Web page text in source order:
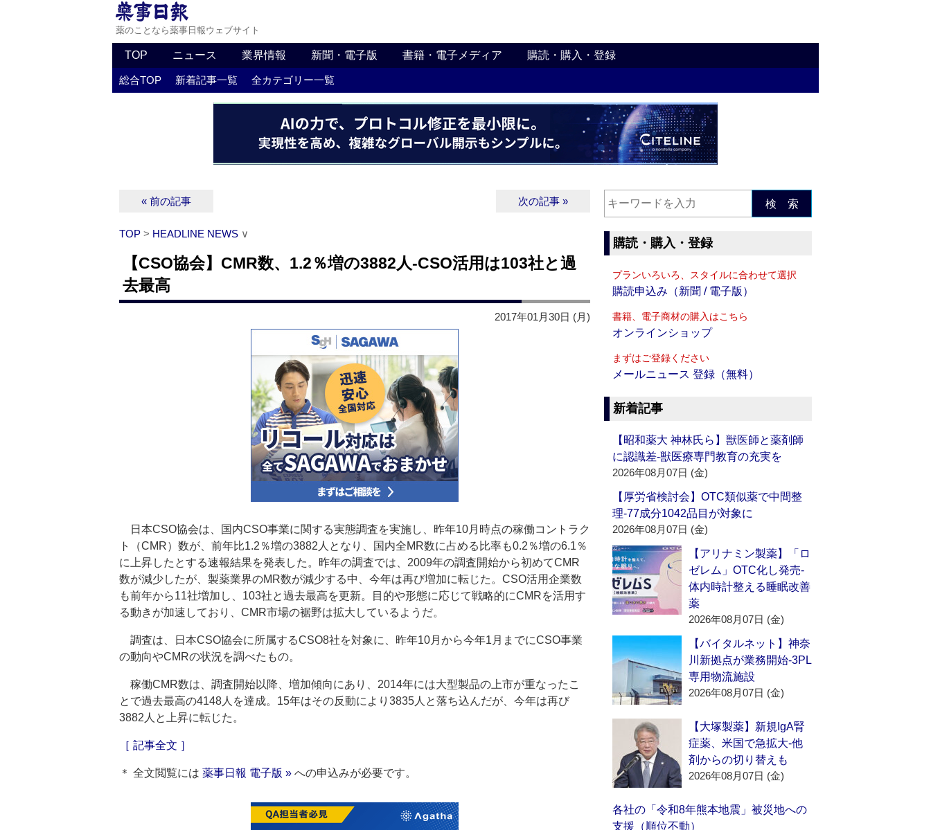
薬のことなら薬事日報ウェブサイト
TOP ニュース 業界情報 新聞・電子版 書籍・電子メディア 購読・購入・登録
総合TOP 新着記事一覧 全カテゴリー一覧
« 前の記事 次の記事 »
TOP > HEADLINE NEWS ∨
【CSO協会】CMR数、1.2％増の3882人‐CSO活用は103社と過
去最高
2017年01月30日 (月)
日本CSO協会は、国内CSO事業に関する実態調査を実施し、昨年10月時点の稼働コントラク
ト（CMR）数が、前年比1.2％増の3882人となり、国内全MR数に占める比率も0.2％増の6.1％
に上昇したとする速報結果を発表した。昨年の調査では、2009年の調査開始から初めてCMR
数が減少したが、製薬業界のMR数が減少する中、今年は再び増加に転じた。CSO活用企業数
も前年から11社増加し、103社と過去最高を更新。目的や形態に応じて戦略的にCMRを活用す
る動きが加速しており、CMR市場の裾野は拡大しているようだ。
調査は、日本CSO協会に所属するCSO8社を対象に、昨年10月から今年1月までにCSO事業
の動向やCMRの状況を調べたもの。
稼働CMR数は、調査開始以降、増加傾向にあり、2014年には大型製品の上市が重なったこ
とで過去最高の4148人を達成。15年はその反動により3835人と落ち込んだが、今年は再び
3882人と上昇に転じた。
［ 記事全文 ］
＊ 全文閲覧には 薬事日報 電子版 » への申込みが必要です。
検 索
購読・購入・登録
プランいろいろ、スタイルに合わせて選択
購読申込み（新聞 / 電子版）
書籍、電子商材の購入はこちら
オンラインショップ
まずはご登録ください
メールニュース 登録（無料）
新着記事
【昭和薬大 神林氏ら】獣医師と薬剤師
に認識差‐獣医療専門教育の充実を
2026年08月07日 (金)
【厚労省検討会】OTC類似薬で中間整
理‐77成分1042品目が対象に
2026年08月07日 (金)
【アリナミン製薬】「ロ
ゼレム」OTC化し発売‐
体内時計整える睡眠改善
薬
2026年08月07日 (金)
【バイタルネット】神奈
川新拠点が業務開始‐3PL
専用物流施設
2026年08月07日 (金)
【大塚製薬】新規IgA腎
症薬、米国で急拡大‐他
剤からの切り替えも
2026年08月07日 (金)
各社の「令和8年熊本地震」被災地への
支援（順位不動）